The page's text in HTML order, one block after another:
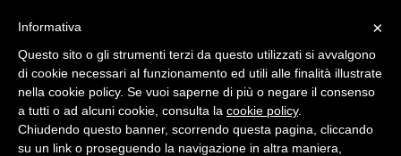
Toggle
×
Informativa
Questo sito o gli strumenti terzi da questo utilizzati si avvalgono
di cookie necessari al funzionamento ed utili alle finalità illustrate
nella cookie policy. Se vuoi saperne di più o negare il consenso
a tutti o ad alcuni cookie, consulta la cookie policy.
Chiudendo questo banner, scorrendo questa pagina, cliccando
su un link o proseguendo la navigazione in altra maniera,